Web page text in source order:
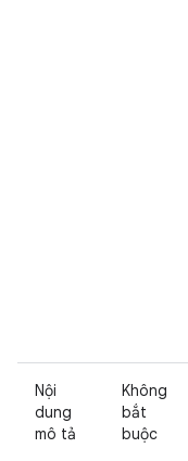
Nội
dung
mô tả
Không
bắt
buộc